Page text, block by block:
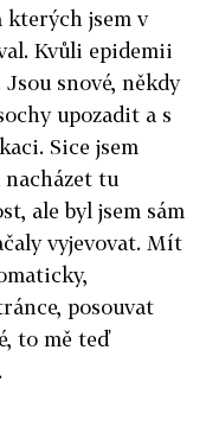
jsem v
Kvůli epidemii
snové, někdy
upozadit a s
Sice jsem
nacházet tu
ale byl jsem sám
vyjevovat. Mít
posouvat
to mě teď